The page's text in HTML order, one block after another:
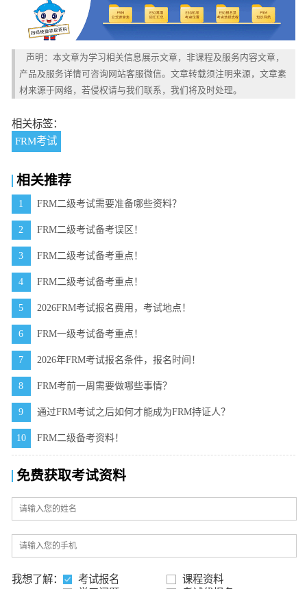
声明：本文章为学习相关信息展示文章，非课程及服务内容文章，
产品及服务详情可咨询网站客服微信。文章转载须注明来源，文章素
材来源于网络，若侵权请与我们联系，我们将及时处理。
相关标签：
FRM考试
相关推荐
1 FRM二级考试需要准备哪些资料？
2 FRM二级考试备考误区！
3 FRM二级考试备考重点！
4 FRM二级考试备考重点！
5 2026FRM考试报名费用，考试地点！
6 FRM一级考试备考重点！
7 2026年FRM考试报名条件，报名时间！
8 FRM考前一周需要做哪些事情？
9 通过FRM考试之后如何才能成为FRM持证人？
10 FRM二级备考资料！
免费获取考试资料
我想了解： 考试报名
课程资料